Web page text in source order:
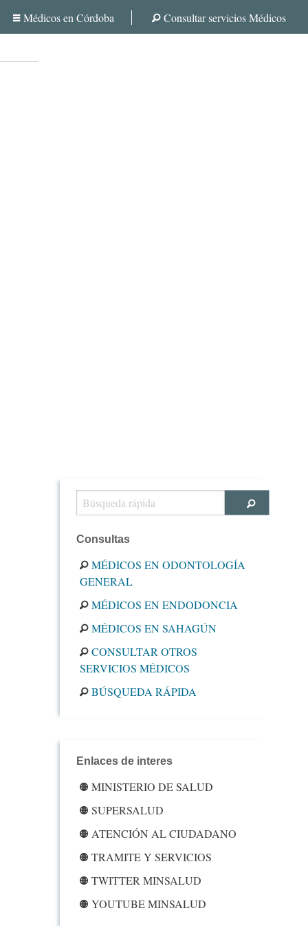
Médicos en Córdoba Consultar servicios Médicos
Consultas
MÉDICOS EN ODONTOLOGÍA
GENERAL
MÉDICOS EN ENDODONCIA
MÉDICOS EN SAHAGÚN
CONSULTAR OTROS
SERVICIOS MÉDICOS
BÚSQUEDA RÁPIDA
Enlaces de interes
MINISTERIO DE SALUD
SUPERSALUD
ATENCIÓN AL CIUDADANO
TRAMITE Y SERVICIOS
TWITTER MINSALUD
YOUTUBE MINSALUD